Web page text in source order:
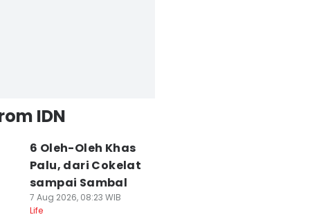
IDN
6 Oleh-Oleh Khas
Palu, dari Cokelat
sampai Sambal
7 Aug 2026, 08:23 WIB
Life